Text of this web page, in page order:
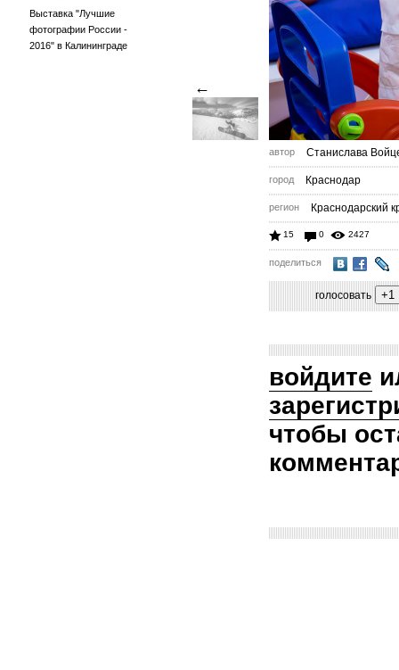
Выставка "Лучшие
фотографии России -
2016" в Калининграде
←
автор Станислава
город Краснодар
регион Краснодарский
15 0 2427
поделиться
голосовать
войдите
чтобы